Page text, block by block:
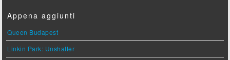
Appena aggiunti
Queen Budapest
Linkin Park: Unshatter